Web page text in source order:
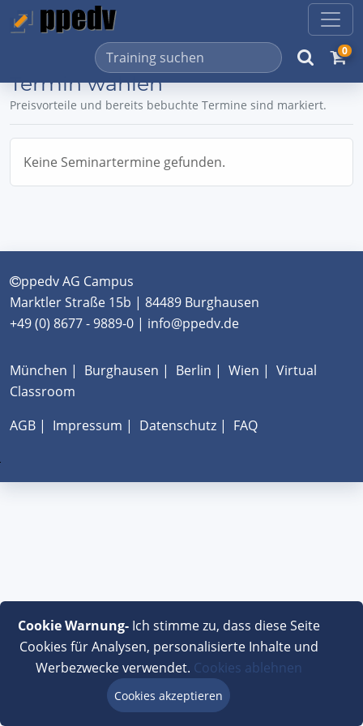
0
Termin wählen
Preisvorteile und bereits bebuchte Termine sind markiert.
Keine Seminartermine gefunden.
ppedv AG Campus
Marktler Straße 15b | 84489 Burghausen
+49 (0) 8677 - 9889-0 | info@ppedv.de
München | Burghausen | Berlin | Wien | Virtual
Classroom
AGB | Impressum | Datenschutz | FAQ
Cookie Warnung-Ich stimme zu, dass diese Seite
Cookies für Analysen, personalisierte Inhalte und
Werbezwecke verwendet. Cookies ablehnen
Cookies akzeptieren